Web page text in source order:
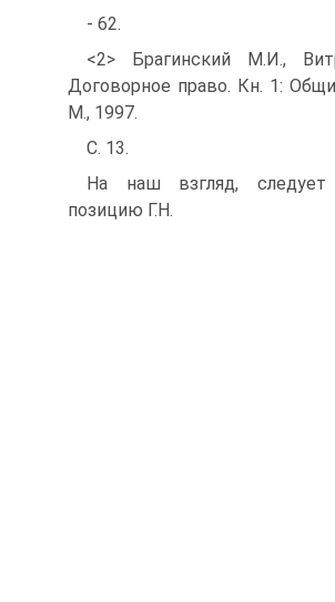
- 62.
<2> Брагинский М.И.,
Договорное право. Кн. 1:
М., 1997.
С. 13.
На наш взгляд, следует
позицию Г.Н.